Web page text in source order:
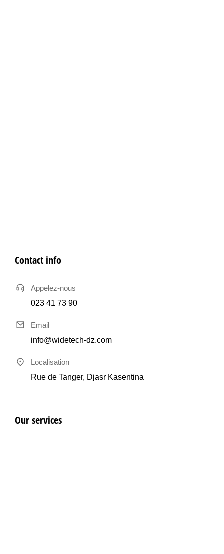
Contact info
Appelez-nous
023 41 73 90
Email
info@widetech-dz.com
Localisation
Rue de Tanger, Djasr Kasentina
Our services